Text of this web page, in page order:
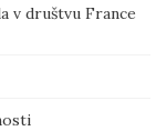
v društvu France